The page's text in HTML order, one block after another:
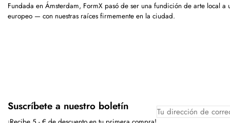
Fundada en Ámsterdam, FormX pasó de ser una fundición de arte local
europeo — con nuestras raíces firmemente en la ciudad.
Suscríbete a nuestro boletín